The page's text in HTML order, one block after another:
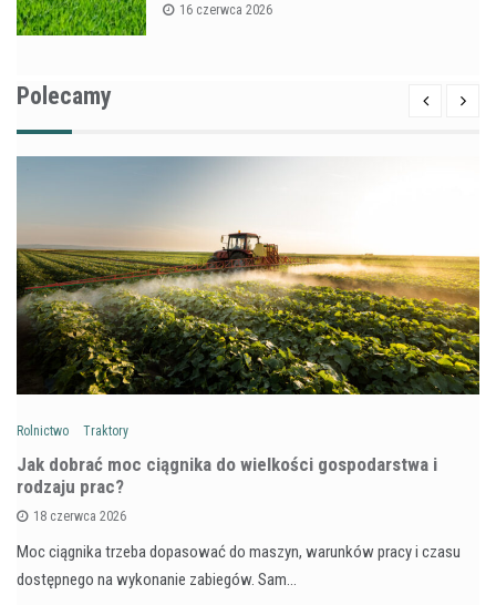
16 czerwca 2026
Polecamy
Rolnictwo Traktory
Jak dobrać moc ciągnika do wielkości gospodarstwa i
rodzaju prac?
18 czerwca 2026
Moc ciągnika trzeba dopasować do maszyn, warunków pracy i czasu
dostępnego na wykonanie zabiegów. Sam…